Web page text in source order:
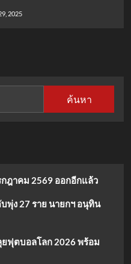
2025
ค้นหา
กฎาคม 2569 ออกอีกแล้ว
พุ่ง 27 ราย นายกฯ อนุทิน
ฟุตบอลโลก 2026 พร้อม